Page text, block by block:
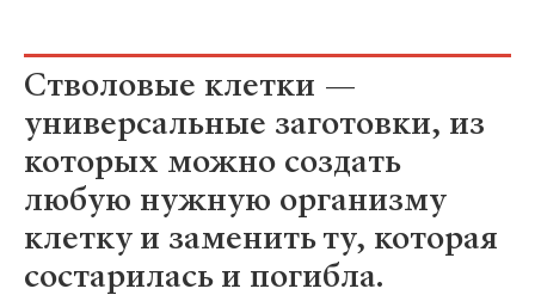
Стволовые клетки —
универсальные заготовки, из
которых можно создать
любую нужную организму
клетку и заменить ту, которая
состарилась и погибла.